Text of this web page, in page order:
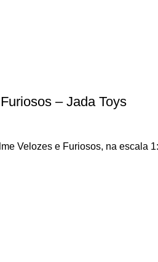
– Jada Toys
Velozes e Furiosos, na escala